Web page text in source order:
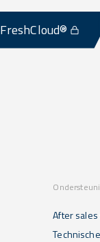
FreshCloud®
After